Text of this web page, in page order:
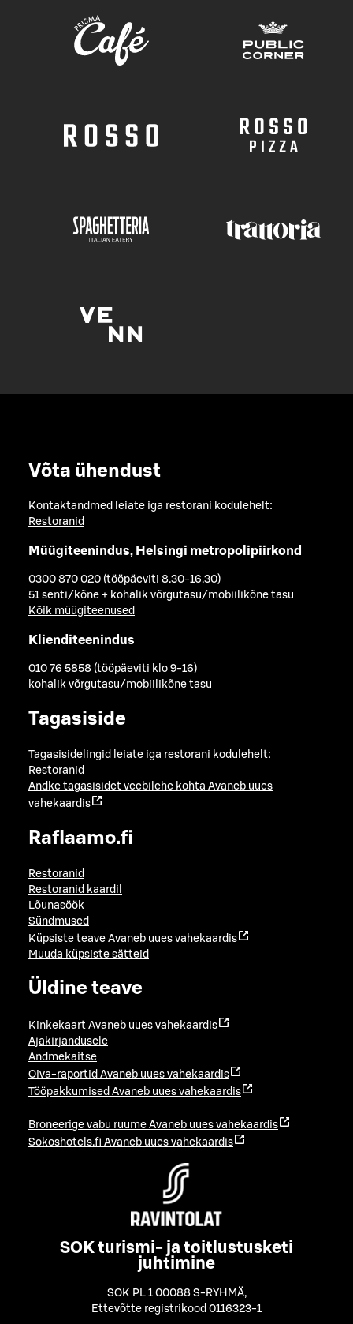
Võta ühendust
Kontaktandmed leiate iga restorani kodulehelt:
Restoranid
Müügiteenindus, Helsingi metropolipiirkond
0300 870 020 (tööpäeviti 8.30-16.30)
51 senti/kõne + kohalik võrgutasu/mobiilikõne tasu
Kõik müügiteenused
Klienditeenindus
010 76 5858 (tööpäeviti klo 9-16)
kohalik võrgutasu/mobiilikõne tasu
Tagasiside
Tagasisidelingid leiate iga restorani kodulehelt:
Restoranid
Andke tagasisidet veebilehe kohta Avaneb uues
vahekaardis
Raflaamo.fi
Restoranid
Restoranid kaardil
Lõunasöök
Sündmused
Küpsiste teave Avaneb uues vahekaardis
Muuda küpsiste sätteid
Üldine teave
Kinkekaart Avaneb uues vahekaardis
Ajakirjandusele
Andmekaitse
Oiva-raportid Avaneb uues vahekaardis
Tööpakkumised Avaneb uues vahekaardis
Broneerige vabu ruume Avaneb uues vahekaardis
Sokoshotels.fi Avaneb uues vahekaardis
SOK turismi- ja toitlustusketi
juhtimine
SOK PL 1 00088 S-RYHMÄ,
Ettevõtte registrikood 0116323-1